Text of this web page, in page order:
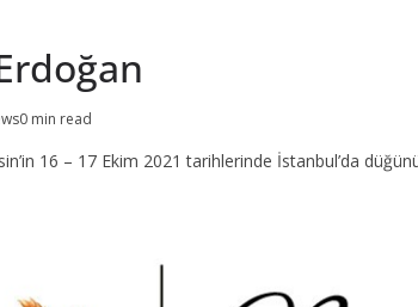
0 min read
16 – 17 Ekim 2021 tarihlerinde İstanbul’da